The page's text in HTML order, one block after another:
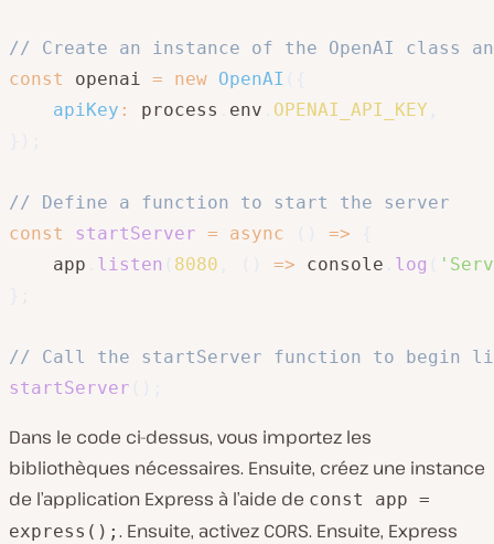
// Create an instance of the OpenAI class
const
openai = new OpenAI
apiKey : process env OPENAI_API_KEY
// Define a function to start the server
const
startServer = async =>
    app
listen 8080 => console log
// Call the startServer function to begin
startServer
Dans le code ci-dessus, vous importez les
bibliothèques nécessaires. Ensuite, créez une instance
de l’application Express à l’aide de const app =
express(); . Ensuite, activez CORS. Ensuite, Express